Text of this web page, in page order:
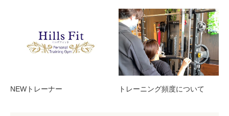
NEWトレーナー トレーニング頻度について